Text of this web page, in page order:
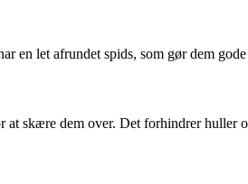
en let afrundet spids, som gør dem
skære dem over. Det forhindrer huller